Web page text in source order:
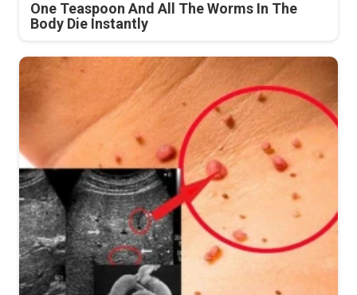
One Teaspoon And All The Worms In The
Body Die Instantly